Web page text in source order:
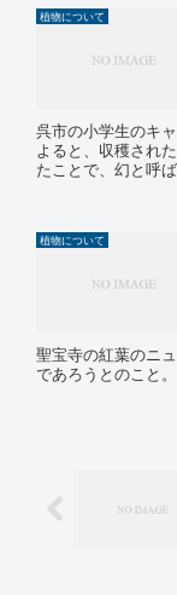
植物について
呉市の小学生のキ
よると、収穫され
たことで、幻と呼
植物について
聖宝寺の紅葉のニ
であろうとのこと。